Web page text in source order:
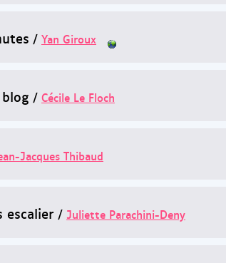
/ Yan Giroux
/ Cécile Le Floch
Jacques Thibaud
escalier/ Juliette Parachini-Deny